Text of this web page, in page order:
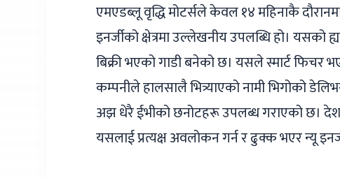
एमएडब्लू वृद्धि मोटर्सले केवल १४ महिनाकै
इनर्जीको क्षेत्रमा उल्लेखनीय उपलब्धि हो। यसको
बिक्री भएको गाडी बनेको छ। यसले स्मार्ट फिचर
कम्पनीले हालसालै भित्र्याएको नामी भिगोको
अझ धेरै ईभीको छनोटहरू उपलब्ध गराएको छ।
यसलाई प्रत्यक्ष अवलोकन गर्न र ढुक्क भएर न्यू